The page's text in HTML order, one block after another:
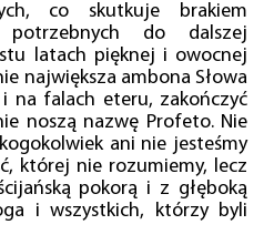
co skutkuje brakiem
potrzebnych do dalszej
latach pięknej i owocnej
największa ambona Słowa
na falach eteru, zakończyć
noszą nazwę Profeto. Nie
ani nie jesteśmy
której nie rozumiemy, lecz
pokorą i z głęboką
i wszystkich, którzy byli